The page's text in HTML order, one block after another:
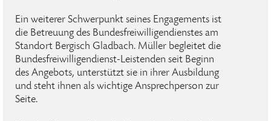
Ein weiterer Schwerpunkt seines Engagements ist
die Betreuung des Bundesfreiwilligendienstes am
Standort Bergisch Gladbach. Müller begleitet die
Bundesfreiwilligendienst-Leistenden seit Beginn
des Angebots, unterstützt sie in ihrer Ausbildung
und steht ihnen als wichtige Ansprechperson zur
Seite.